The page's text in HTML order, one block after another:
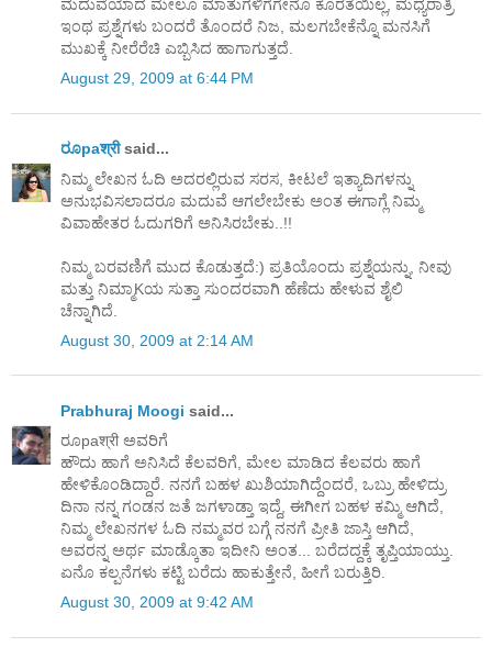
ಮದುವೆಯಾದ ಮೇಲೂ ಮಾತುಗಳಿಗೆಗೇನೊ ಕೊರತೆಯಿಲ್ಲ, ಮಧ್ಯರಾತ್ರಿ
ಇಂಥ ಪ್ರಶ್ನೆಗಳು ಬಂದರೆ ತೊಂದರೆ ನಿಜ, ಮಲಗಬೇಕೆನ್ನೊ ಮನಸಿಗೆ
ಮುಖಕ್ಕೆ ನೀರೆರೆಚಿ ಎಬ್ಬಿಸಿದ ಹಾಗಾಗುತ್ತದೆ.
August 29, 2009 at 6:44 PM
ರೂpaश्रीsaid...
ನಿಮ್ಮ ಲೇಖನ ಓದಿ ಅದರಲ್ಲಿರುವ ಸರಸ, ಕೀಟಲೆ ಇತ್ಯಾದಿಗಳನ್ನು
ಅನುಭವಿಸಲಾದರೂ ಮದುವೆ ಆಗಲೇಬೇಕು ಅಂತ ಈಗಾಗ್ಲೆ ನಿಮ್ಮ
ವಿವಾಹೇತರ ಓದುಗರಿಗೆ ಅನಿಸಿರಬೇಕು..!!
ನಿಮ್ಮ ಬರವಣಿಗೆ ಮುದ ಕೊಡುತ್ತದೆ:) ಪ್ರತಿಯೊಂದು ಪ್ರಶ್ನೆಯನ್ನು, ನೀವು
ಮತ್ತು ನಿಮ್ಮಾKಯ ಸುತ್ತಾ ಸುಂದರವಾಗಿ ಹೆಣೆದು ಹೇಳುವ ಶೈಲಿ
ಚೆನ್ನಾಗಿದೆ.
August 30, 2009 at 2:14 AM
Prabhuraj Moogi said...
ರೂpaश्री ಅವರಿಗೆ
ಹೌದು ಹಾಗೆ ಅನಿಸಿದೆ ಕೆಲವರಿಗೆ, ಮೇಲ ಮಾಡಿದ ಕೆಲವರು ಹಾಗೆ
ಹೇಳಿಕೊಂಡಿದ್ದಾರೆ. ನನಗೆ ಬಹಳ ಖುಶಿಯಾಗಿದ್ದೆಂದರೆ, ಒಬ್ರು ಹೇಳಿದ್ರು
ದಿನಾ ನನ್ನ ಗಂಡನ ಜತೆ ಜಗಳಾಡ್ತಾ ಇದ್ದೆ, ಈಗೀಗ ಬಹಳ ಕಮ್ಮಿ ಆಗಿದೆ,
ನಿಮ್ಮ ಲೇಖನಗಳ ಓದಿ ನಮ್ಮವರ ಬಗ್ಗೆ ನನಗೆ ಪ್ರೀತಿ ಜಾಸ್ತಿ ಆಗಿದೆ,
ಅವರನ್ನ ಅರ್ಥ ಮಾಡ್ಕೊತಾ ಇದೀನಿ ಅಂತ... ಬರೆದದ್ದಕ್ಕೆ ತೃಪ್ತಿಯಾಯ್ತು.
ಏನೊ ಕಲ್ಪನೆಗಳು ಕಟ್ಟಿ ಬರೆದು ಹಾಕುತ್ತೇನೆ, ಹೀಗೆ ಬರುತ್ತಿರಿ.
August 30, 2009 at 9:42 AM